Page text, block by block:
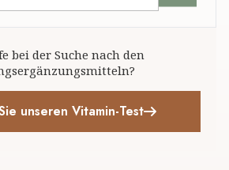
bei der Suche nach den
unseren Vitamin-Test